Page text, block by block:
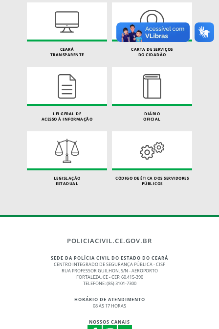
CEARÁ
TRANSPARENTE
CARTA DE SERVIÇOS
DO CIDADÃO
LEI GERAL DE
ACESSO À INFORMAÇÃO
DIÁRIO
OFICIAL
LEGISLAÇÃO
ESTADUAL
CÓDIGO DE ÉTICA DOS SERVIDORES
PÚBLICOS
POLICIACIVIL.CE.GOV.BR
SEDE DA POLÍCIA CIVIL DO ESTADO DO CEARÁ
CENTRO INTEGRADO DE SEGURANÇA PÚBLICA - CISP
RUA PROFESSOR GUILHON, S/N - AEROPORTO
FORTALEZA, CE - CEP: 60.415-390
TELEFONE: (85) 3101-7300
HORÁRIO DE ATENDIMENTO
08 ÀS 17 HORAS
NOSSOS CANAIS